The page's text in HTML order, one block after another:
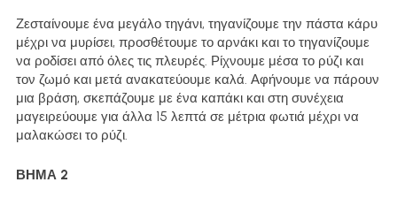
Ζεσταίνουμε ένα μεγάλο τηγάνι, τηγανίζουμε την πάστα κάρυ
μέχρι να μυρίσει, προσθέτουμε το αρνάκι και το τηγανίζουμε
να ροδίσει από όλες τις πλευρές. Ρίχνουμε μέσα το ρύζι και
τον ζωμό και μετά ανακατεύουμε καλά. Αφήνουμε να πάρουν
μια βράση, σκεπάζουμε με ένα καπάκι και στη συνέχεια
μαγειρεύουμε για άλλα 15 λεπτά σε μέτρια φωτιά μέχρι να
μαλακώσει το ρύζι.
ΒΗΜΑ 2